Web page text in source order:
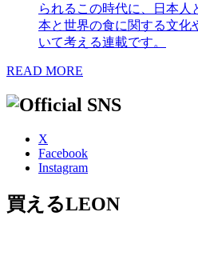
られるこの時代に、日本人
本と世界の食に関する文化
いて考える連載です。
READ MORE
X
Facebook
Instagram
買えるLEON